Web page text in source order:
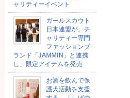
ャリティーイベント
ガールスカウト
日本連盟が、チ
ャリティー専門
ファッションブ
ランド「JAMMIN」と連携
し、限定アイテムを発売
お酒を飲んで保
護犬活動を支援